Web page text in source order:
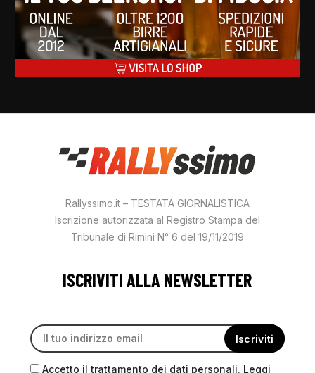
Rallyssimo.it – TESTATA GIORNALISTICA
Iscrizione autorizzata al Registro Stampa del
Tribunale di Rimini N° 6 del 19/11/2019
ISCRIVITI ALLA NEWSLETTER
Accetto il trattamento dei dati personali. Leggi